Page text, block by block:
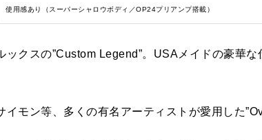
使用感あり（スーパーシャロウボディ／OP24プリアンプ搭載）
クスの”Custom Legend”。USAメイドの豪華な
イモン等、多くの有名アーティストが愛用した